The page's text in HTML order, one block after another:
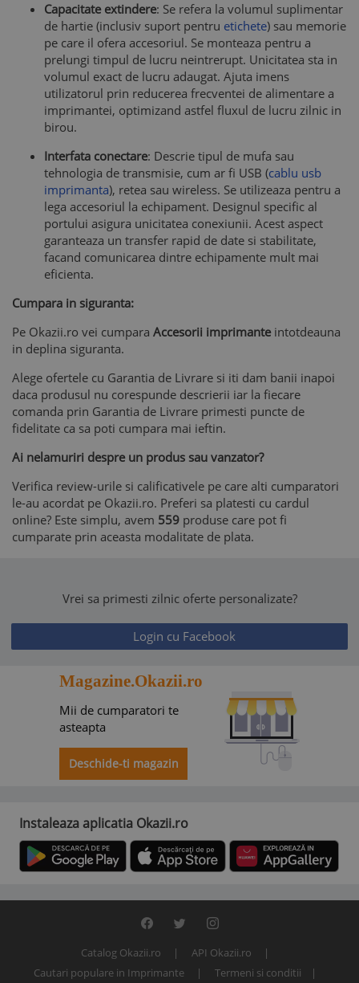
Capacitate extindere: Se refera la volumul suplimentar
de hartie (inclusiv suport pentru etichete) sau memorie
pe care il ofera accesoriul. Se monteaza pentru a
prelungi timpul de lucru neintrerupt. Unicitatea sta in
volumul exact de lucru adaugat. Ajuta imens
utilizatorul prin reducerea frecventei de alimentare a
imprimantei, optimizand astfel fluxul de lucru zilnic in
birou.
Interfata conectare: Descrie tipul de mufa sau
tehnologia de transmisie, cum ar fi USB (cablu usb
imprimanta), retea sau wireless. Se utilizeaza pentru a
lega accesoriul la echipament. Designul specific al
portului asigura unicitatea conexiunii. Acest aspect
garanteaza un transfer rapid de date si stabilitate,
facand comunicarea dintre echipamente mult mai
eficienta.
Cumpara in siguranta:
Pe Okazii.ro vei cumpara Accesorii imprimanteintotdeauna
in deplina siguranta.
Alege ofertele cu Garantia de Livrare si iti dam banii inapoi
daca produsul nu corespunde descrierii iar la fiecare
comanda prin Garantia de Livrare primesti puncte de
fidelitate ca sa poti cumpara mai ieftin.
Ai nelamuriri despre un produs sau vanzator?
Verifica review-urile si calificativele pe care alti cumparatori
le-au acordat pe Okazii.ro. Preferi sa platesti cu cardul
online? Este simplu, avem 559 produse care pot fi
cumparate prin aceasta modalitate de plata.
Vrei sa primesti zilnic oferte personalizate?
Login cu Facebook
Magazine.Okazii.ro
Mii de cumparatori te
asteapta
Deschide-ti magazin
Instaleaza aplicatia Okazii.ro
Catalog Okazii.ro
API Okazii.ro
Cautari populare in Imprimante
Termeni si conditii